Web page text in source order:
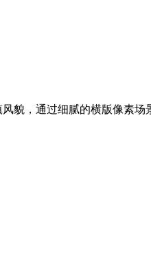
貌，通过细腻的横版像素